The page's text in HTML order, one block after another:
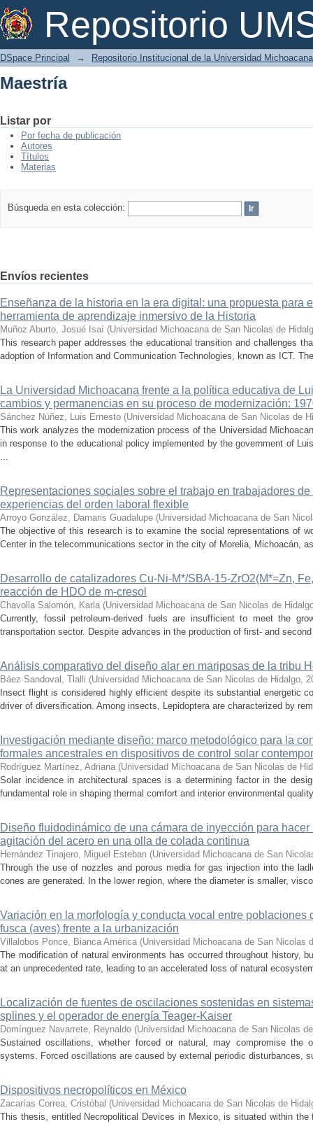
Repositorio
Maestría
DSpace Principal → Repositorio Institucional de la Universidad
Maestría
Listar por
Por fecha de publicación
Autores
Títulos
Materias
Búsqueda en esta colección:
Envíos recientes
Enseñanza de la historia en la era digital: una propuesta para
herramienta de aprendizaje inmersivo de la Historia
Muñoz Aburto, Josué Isaí (Universidad Michoacana de San Nicolas de
This research paper addresses the educational transition and challenges
adoption of Information and Communication Technologies, known as ICT.
La Universidad Michoacana frente a la política educativa de
cambios y permanencias en su proceso de modernización:
Sánchez Núñez, Luis Ernesto (Universidad Michoacana de San Nicolas de
This work analyzes the modernization process of the Universidad
in response to the educational policy implemented by the government of
...
Representaciones sociales sobre el trabajo en trabajadores
experiencias del orden laboral flexible
Arroyo González, Damaris Guadalupe (Universidad Michoacana de San
The objective of this research is to examine the social representations of
Center in the telecommunications sector in the city of Morelia, Michoacán,
Desarrollo de catalizadores Cu-Ni-M*/SBA-15-ZrO2(M*=Zn,
reacción de HDO de m-cresol
Chavolla Salomón, Karla (Universidad Michoacana de San Nicolas de
Currently, fossil petroleum-derived fuels are insufficient to meet the
transportation sector. Despite advances in the production of first- and
Análisis comparativo del diseño alar en mariposas de la tribu
Báez Sandoval, Tlalli (Universidad Michoacana de San Nicolas de Hidalgo,
Insect flight is considered highly efficient despite its substantial energetic
driver of diversification. Among insects, Lepidoptera are characterized by
Investigación mediante diseño: marco metodológico para la
formales ancestrales en dispositivos de control solar
Rodríguez Martínez, Adriana (Universidad Michoacana de San Nicolas de
Solar incidence in architectural spaces is a determining factor in the
fundamental role in shaping thermal comfort and interior environmental
Diseño fluidodinámico de una cámara de inyección para
agitación del acero en una olla de colada continua
Hernández Tinajero, Miguel Esteban (Universidad Michoacana de San
Through the use of nozzles and porous media for gas injection into the
cones are generated. In the lower region, where the diameter is smaller,
Variación en la morfología y conducta vocal entre poblaciones
fusca (aves) frente a la urbanización
Villalobos Ponce, Bianca América (Universidad Michoacana de San Nicolas
The modification of natural environments has occurred throughout history,
at an unprecedented rate, leading to an accelerated loss of natural
Localización de fuentes de oscilaciones sostenidas en
splines y el operador de energía Teager-Kaiser
Domínguez Navarrete, Reynaldo (Universidad Michoacana de San Nicolas
Sustained oscillations, whether forced or natural, may compromise the
systems. Forced oscillations are caused by external periodic disturbances,
Dispositivos necropolíticos en México
Zacarías Correa, Cristóbal (Universidad Michoacana de San Nicolas de
This thesis, entitled Necropolitical Devices in Mexico, is situated within